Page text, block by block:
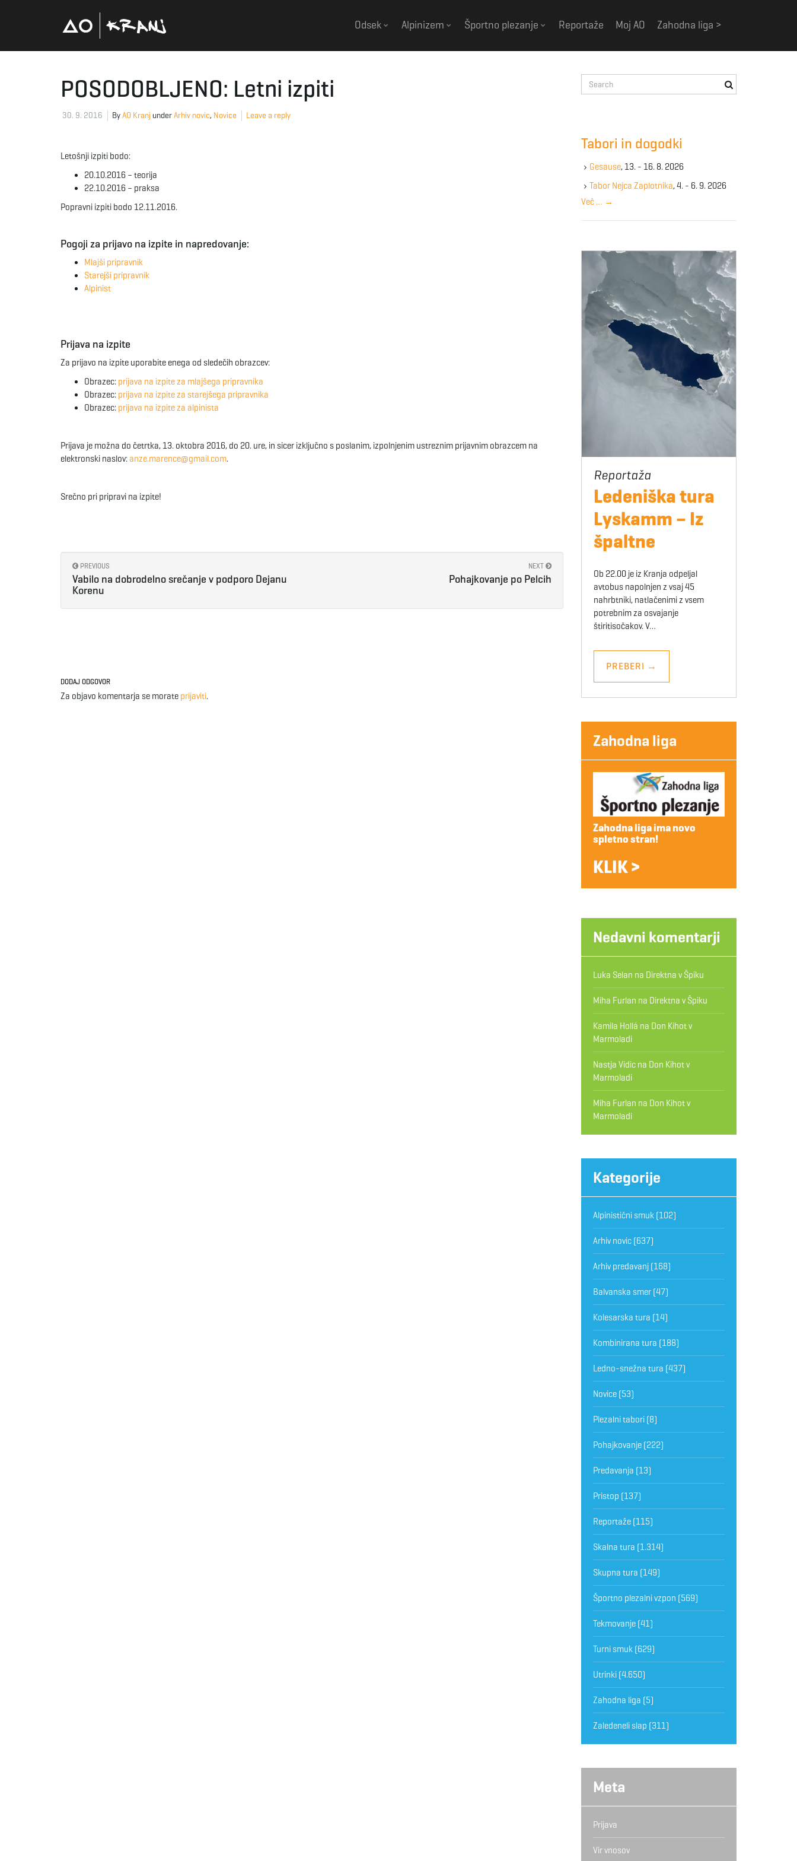
Odsek Alpinizem Športno plezanje Reportaže Moj AO Zahodna liga >
POSODOBLJENO: Letni izpiti
30. 9. 2016 ByAO Kranj underArhiv novic, Novice Leave a reply
Letošnji izpiti bodo:
20.10.2016 – teorija
22.10.2016 – praksa
Popravni izpiti bodo 12.11.2016.
Pogoji za prijavo na izpite in napredovanje:
Mlajši pripravnik
Starejši pripravnik
Alpinist
Prijava na izpite
Za prijavo na izpite uporabite enega od sledečih obrazcev:
Obrazec: prijava na izpite za mlajšega pripravnika
Obrazec: prijava na izpite za starejšega pripravnika
Obrazec: prijava na izpite za alpinista
Prijava je možna do četrtka, 13. oktobra 2016, do 20. ure, in sicer izključno s poslanim, izpolnjenim ustreznim prijavnim obrazcem na
elektronski naslov: anze.marence@gmail.com.
Srečno pri pripravi na izpite!
PREVIOUS
Vabilo na dobrodelno srečanje v podporo Dejanu
Korenu
NEXT
Pohajkovanje po Pelcih
DODAJ ODGOVOR
Za objavo komentarja se morate prijaviti.
e
e
y
w
r
Tabori in dogodki
Gesause, 13. - 16. 8. 2026
Tabor Nejca Zaplotnika, 4. - 6. 9. 2026
Več … →
Ledeniška tura
Lyskamm – Iz
špaltne
Ob 22.00 je iz Kranja odpeljal
avtobus napolnjen z vsaj 45
nahrbtniki, natlačenimi z vsem
potrebnim za osvajanje
štiritisočakov. V…
PREBERI →
Zahodna liga
Zahodna liga ima novo
spletno stran!
KLIK >
Nedavni komentarji
Luka Selan na Direktna v Špiku
Miha Furlan na Direktna v Špiku
Kamila Hollá na Don Kihot v
Marmoladi
Nastja Vidicna Don Kihot v
Marmoladi
Miha Furlan na Don Kihot v
Marmoladi
Kategorije
Alpinistični smuk(102)
Arhiv novic(637)
Arhiv predavanj(168)
Balvanska smer(47)
Kolesarska tura (14)
Kombinirana tura (188)
Ledno-snežna tura (437)
Novice(53)
Plezalni tabori(8)
Pohajkovanje(222)
Predavanja (13)
Pristop (137)
Reportaže(115)
Skalna tura (1.314)
Skupna tura (149)
Športno plezalni vzpon (569)
Tekmovanje(41)
Turni smuk(629)
Utrinki(4.650)
Zahodna liga (5)
Zaledeneli slap (311)
Meta
Prijava
Vir vnosov